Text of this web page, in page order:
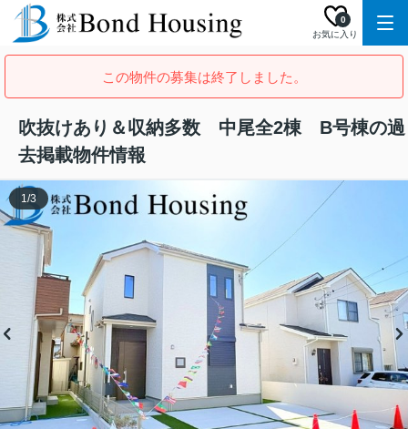
お気に入り
0
この物件の募集は終了しました。
吹抜けあり＆収納多数 中尾全2棟 B号棟の過
去掲載物件情報
1/3